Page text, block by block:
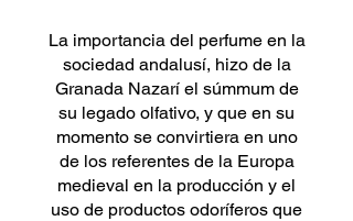
La importancia del perfume en la
sociedad andalusí, hizo de la
Granada Nazarí el súmmum de
su legado olfativo, y que en su
momento se convirtiera en uno
de los referentes de la Europa
medieval en la producción y el
uso de productos odoríferos que